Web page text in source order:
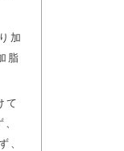
加
脂
て
、